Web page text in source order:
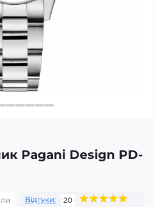
Pagani Design PD-
Відгуки:
20